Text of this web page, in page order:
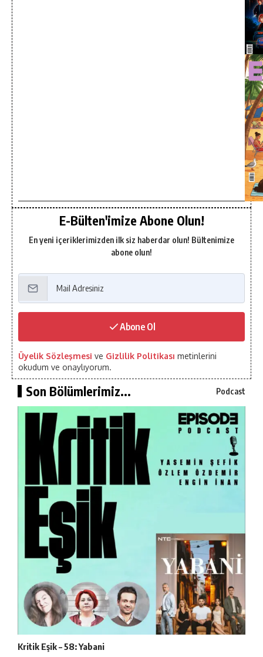
E-Bülten'imize Abone Olun!
En yeni içeriklerimizden ilk siz haberdar olun! Bültenimize
abone olun!
Abone Ol
Üyelik Sözleşmesi ve Gizlilik Politikası metinlerini
okudum ve onaylıyorum.
Son Bölümlerimiz... Podcast
Kritik Eşik – 58: Yabani